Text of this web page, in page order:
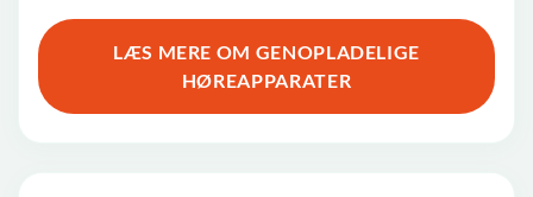
LÆS MERE OM GENOPLADELIGE
HØREAPPARATER